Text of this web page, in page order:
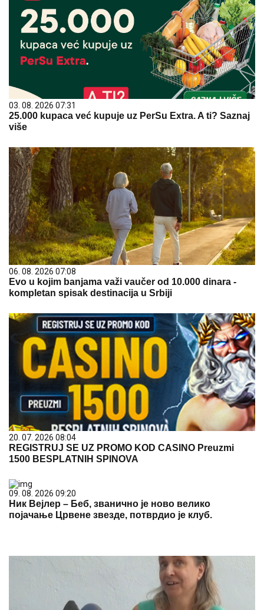
03. 08. 2026 07:31
25.000 kupaca već kupuje uz PerSu Extra. A ti? Saznaj
više
06. 08. 2026 07:08
Evo u kojim banjama važi vaučer od 10.000 dinara -
kompletan spisak destinacija u Srbiji
20. 07. 2026 08:04
REGISTRUJ SE UZ PROMO KOD CASINO Preuzmi
1500 BESPLATNIH SPINOVA
09. 08. 2026 09:20
Ник Вејлер – Беб, званично је ново велико
појачање Црвене звезде, потврдио је клуб.